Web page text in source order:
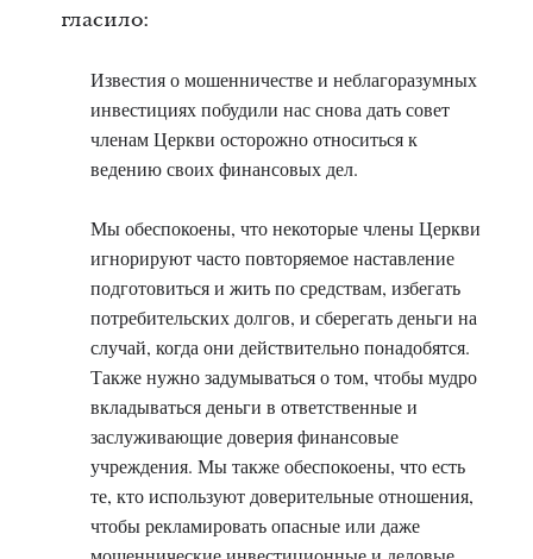
гласило:
Известия о мошенничестве и неблагоразумных
инвестициях побудили нас снова дать совет
членам Церкви осторожно относиться к
ведению своих финансовых дел.
Мы обеспокоены, что некоторые члены Церкви
игнорируют часто повторяемое наставление
подготовиться и жить по средствам, избегать
потребительских долгов, и сберегать деньги на
случай, когда они действительно понадобятся.
Также нужно задумываться о том, чтобы мудро
вкладываться деньги в ответственные и
заслуживающие доверия финансовые
учреждения. Мы также обеспокоены, что есть
те, кто используют доверительные отношения,
чтобы рекламировать опасные или даже